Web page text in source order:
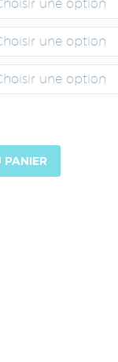
une option
une option
une option